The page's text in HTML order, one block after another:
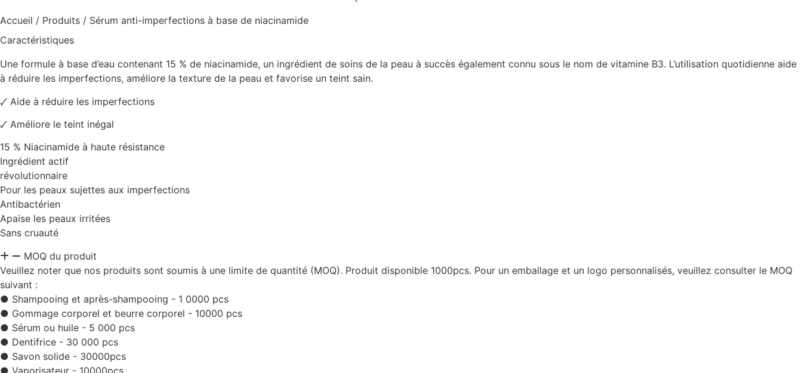
Accueil / Produits / Sérum anti-imperfections à base de niacinamide
Caractéristiques
Une formule à base d’eau contenant 15 % de niacinamide, un ingrédient de soins de la peau à succès également connu sous le nom de vitamine B3. L’utilisation quotidienne aide
à réduire les imperfections, améliore la texture de la peau et favorise un teint sain.
🗸 Aide à réduire les imperfections
🗸 Améliore le teint inégal
15 % Niacinamide à haute résistance
Ingrédient actif
révolutionnaire
Pour les peaux sujettes aux imperfections
Antibactérien
Apaise les peaux irritées
Sans cruauté
MOQ du produit
Veuillez noter que nos produits sont soumis à une limite de quantité (MOQ). Produit disponible 1000pcs. Pour un emballage et un logo personnalisés, veuillez consulter le MOQ
suivant :
● Shampooing et après-shampooing - 1 0000 pcs
● Gommage corporel et beurre corporel - 10000 pcs
● Sérum ou huile - 5 000 pcs
● Dentifrice - 30 000 pcs
● Savon solide - 30000pcs
● Vaporisateur - 10000pcs